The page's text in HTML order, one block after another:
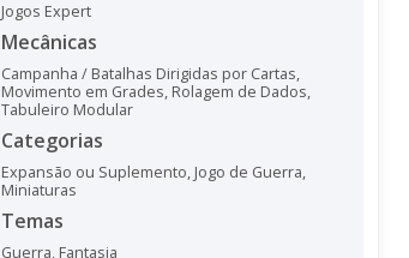
Jogos Expert
Mecânicas
Campanha / Batalhas Dirigidas por Cartas,
Movimento em Grades, Rolagem de Dados,
Tabuleiro Modular
Categorias
Expansão ou Suplemento, Jogo de Guerra,
Miniaturas
Temas
Guerra, Fantasia